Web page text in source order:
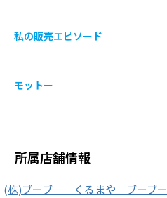
私の販売エピソード
モットー
所属店舗情報
(株)ブーブ― くるまや ブーブー